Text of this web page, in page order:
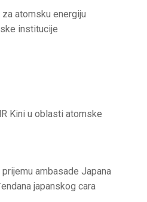
atomsku energiju
institucije
Kini u oblasti atomske
ambasade Japana
japanskog cara